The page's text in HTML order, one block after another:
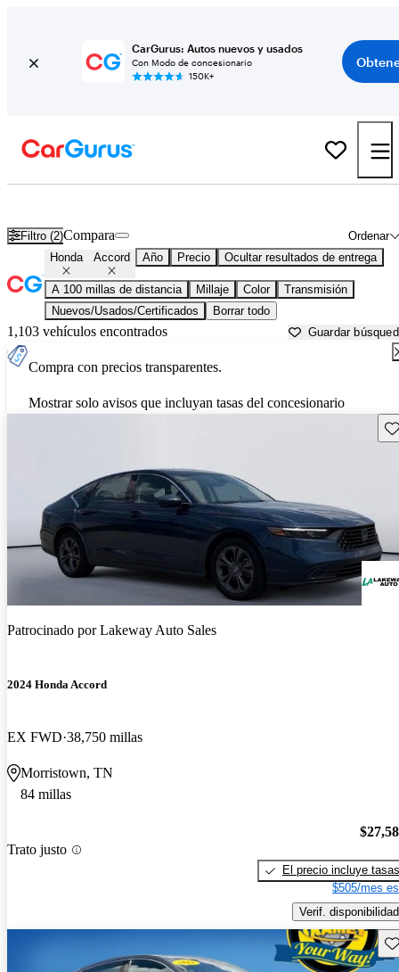
CarGurus: Autos nuevos y usados
Con Modo de concesionario
150K+
Filtro (2) Ordenar
Compara
Honda Accord Año Precio Ocultar resultados de entrega
A 100 millas de distancia Millaje Color
Transmisión
Nuevos/Usados/Certificados
Borrar todo
1,103 vehículos encontrados Guardar
Compra con precios transparentes.
Mostrar solo avisos que incluyan tasas del concesionario
Patrocinado porLakeway Auto Sales
2024 Honda Accord
EX FWD 38,750 millas
Morristown, TN
84 millas
Trato justo
El precio incluye tasas
$505/mes
Verif. disponibilidad